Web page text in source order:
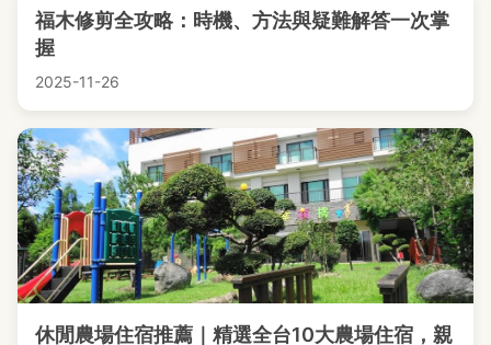
福木修剪全攻略：時機、方法與疑難解答一次掌
握
2025-11-26
休閒農場住宿推薦｜精選全台10大農場住宿，親